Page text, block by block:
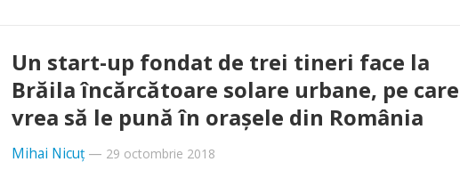
Un start-up fondat de trei tineri face la
Brăila încărcătoare solare urbane, pe care
vrea să le pună în oraşele din România
Mihai Nicuț— 29 octombrie 2018